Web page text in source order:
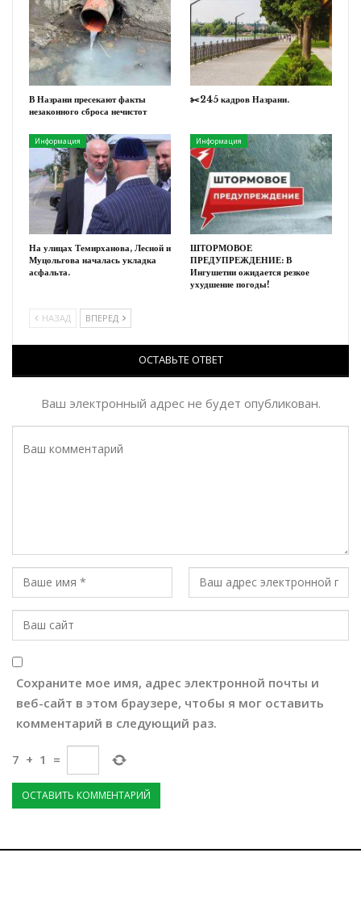
В Назрани пресекают факты
незаконного сброса нечистот
✂️245 кадров Назрани.
Информация
На улицах Темирханова, Лесной и
Муцольгова началась укладка
асфальта.
Информация
ШТОРМОВОЕ
ПРЕДУПРЕЖДЕНИЕ: В
Ингушетии ожидается резкое
ухудшение погоды!
НАЗАД ВПЕРЕД
ОСТАВЬТЕ ОТВЕТ
Ваш электронный адрес не будет опубликован.
Сохраните мое имя, адрес электронной почты и
веб-сайт в этом браузере, чтобы я мог оставить
комментарий в следующий раз.
7 + 1 =